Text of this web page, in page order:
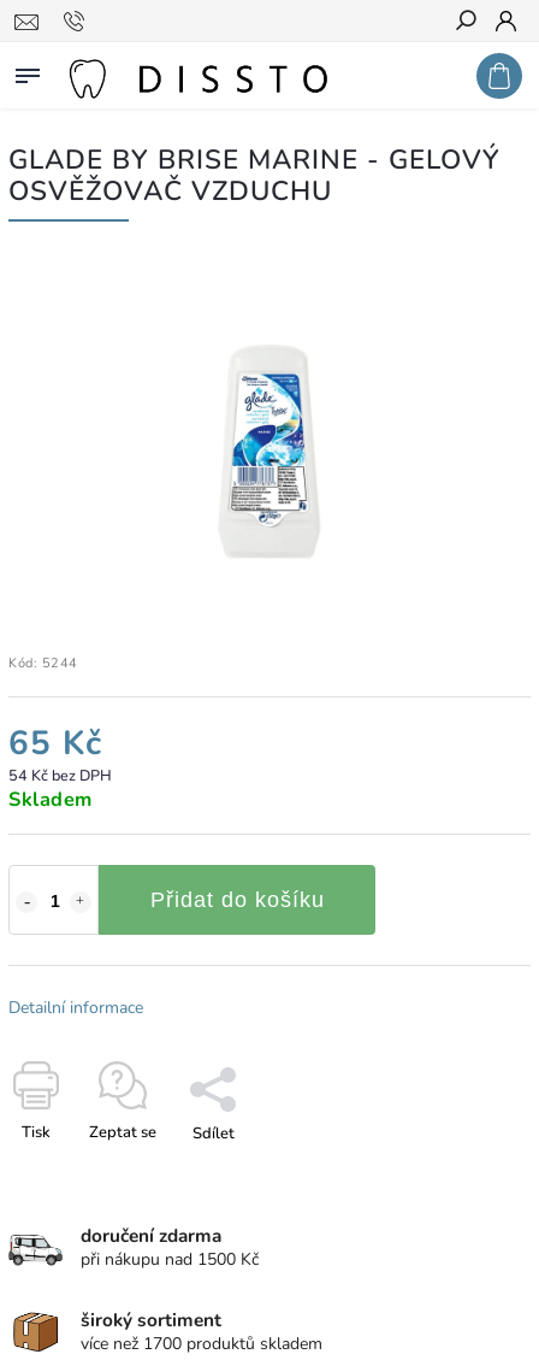
Hledat
GLADE BY BRISE MARINE - GELOVÝ
OSVĚŽOVAČ VZDUCHU
Kód: 5244
65 Kč
54 Kč bez DPH
Skladem
Přidat do košíku
Detailní informace
Tisk Zeptat se Sdílet
doručení zdarma
při nákupu nad 1500 Kč
široký sortiment
více než 1700 produktů skladem